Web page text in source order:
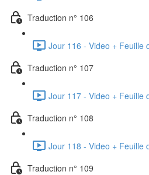
Traduction n° 106
Jour 116 - Video + Feuille
Traduction n° 107
Jour 117 - Video + Feuille
Traduction n° 108
Jour 118 - Video + Feuille
Traduction n° 109